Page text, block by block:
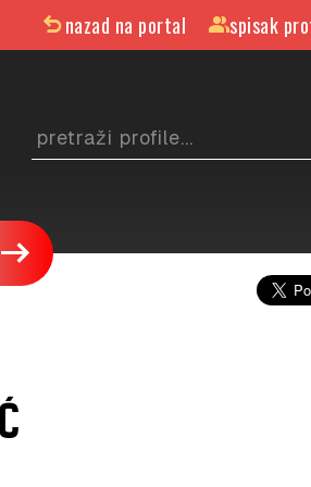
groupspisak
undonazad na portal
east